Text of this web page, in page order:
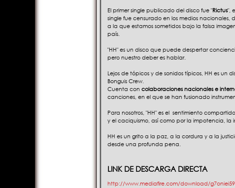
El primer single publicado del disco fue "Rictus",
single fue censurado en los medios
a la que estamos sometidos bajo la falsa
país.
"HH" es un disco que puede despertar
pero nuestro deber es hablar.
Lejos de tópicos y de sonidos típicos, HH es un
Bonguis Crew.
Cuenta con colaboraciones nacionales e
canciones, en el que se han fusionado
Para nosotros, "HH" es el sentimiento
y el caciquismo, así como por la impotencia, la
HH es un grito a la paz, a la cordura y a la
desde una profunda pena.
LINK DE DESCARGA DIRECTA
http://www.mediafire.com/download/